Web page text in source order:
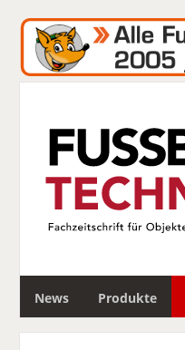
News Produkte